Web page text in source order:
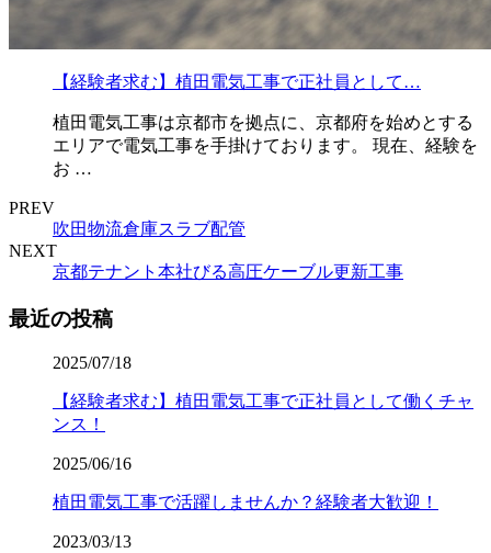
【経験者求む】植田電気工事で正社員として…
植田電気工事は京都市を拠点に、京都府を始めとする
エリアで電気工事を手掛けております。 現在、経験を
お …
PREV
吹田物流倉庫スラブ配管
NEXT
京都テナント本社びる高圧ケーブル更新工事
最近の投稿
2025/07/18
【経験者求む】植田電気工事で正社員として働くチャ
ンス！
2025/06/16
植田電気工事で活躍しませんか？経験者大歓迎！
2023/03/13